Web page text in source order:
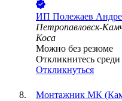
ИП Полежаев
Петропавловск-
Коса
Можно без резюме
Откликнитесь
Откликнуться
Монтажник МК